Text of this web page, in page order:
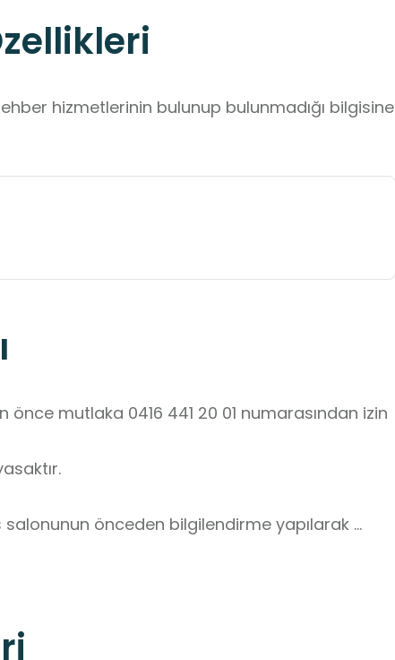
hizmetlerinin bulunup bulunmadığı bilgisine
mutlaka 0416 441 20 01 numarasından izin
salonunun önceden bilgilendirme yapılarak
sessiz olunmalı ve dikkatle dinlenmelidir.